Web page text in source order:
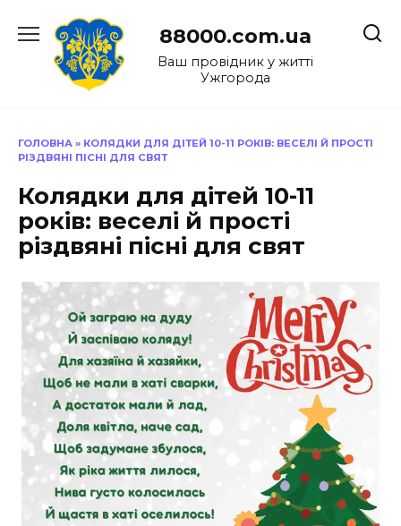
до
88000.com.ua
Ваш провідник у житті
Ужгорода
ГОЛОВНА » КОЛЯДКИ ДЛЯ ДІТЕЙ 10-11 РОКІВ: ВЕСЕЛІ Й ПРОСТІ
РІЗДВЯНІ ПІСНІ ДЛЯ СВЯТ
Колядки для дітей 10-11
років: веселі й прості
різдвяні пісні для свят